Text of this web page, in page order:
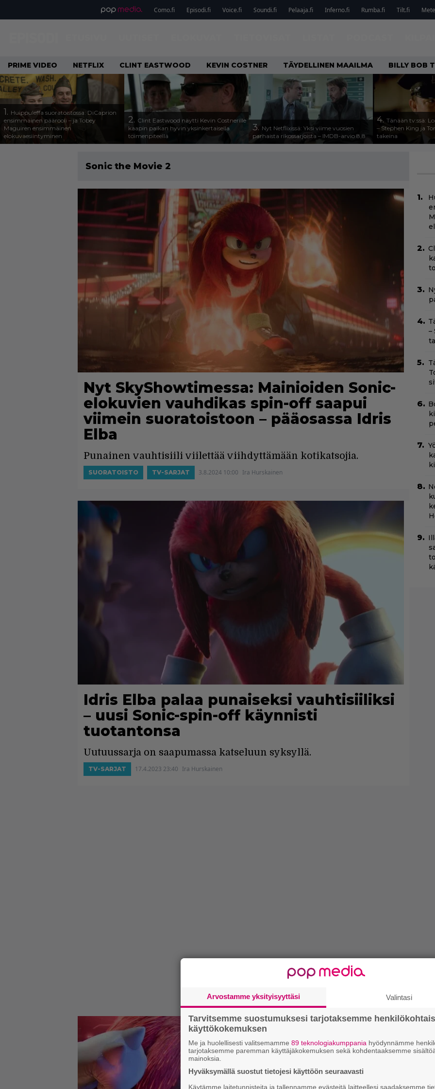
Como.fi Episodi.fi Voice.fi Soundi.fi Pelaaja.fi Inferno.fi Rumba.fi Tilt.fi
PRIME VIDEO NETFLIX CLINT EASTWOOD KEVIN COSTNER TÄYDELLINEN MAAILMA BILLY BOB
1. Huippuleffa suoratoistossa: DiCaprion
ensimmäinen päärooli – ja Tobey
Maguiren ensimmäinen
elokuvaesiintyminen
2. Clint Eastwood näytti Kevin Costnerille
kaapin paikan hyvin yksinkertaisella
toimenpiteellä
3. Nyt Netflixissä: Yksi viime vuosien
parhaista rikossarjoista – IMDB-arvio 8,8
4. Tänään tv:ssä:
– Stephen King ja
takeina
Sonic the Movie 2
Nyt SkyShowtimessa: Mainioiden Sonic-
elokuvien vauhdikas spin-off saapui
viimein suoratoistoon – pääosassa Idris
Elba
Punainen vauhtisiili viilettää viihdyttämään kotikatsojia.
SUORATOISTO TV-SARJAT 3.8.2024 10:00 Ira Hurskainen
Idris Elba palaa punaiseksi vauhtisiiliksi
– uusi Sonic-spin-off käynnisti
tuotantonsa
Uutuussarja on saapumassa katseluun syksyllä.
TV-SARJAT 17.4.2023 23:40 Ira Hurskainen
–
Arvostamme yksityisyyttäsi Valintasi
Tarvitsemme suostumuksesi tarjotaksemme
käyttökokemuksen
Me ja huolellisesti valitsemamme 89 teknologiakumppania hyödynnämme
tarjotaksemme paremman käyttäjäkokemuksen sekä kohdentaaksemme
mainoksia.
Hyväksymällä suostut tietojesi käyttöön seuraavasti
Käytämme laitetunnisteita ja tallennamme evästeitä laitteellesi saadaksemme